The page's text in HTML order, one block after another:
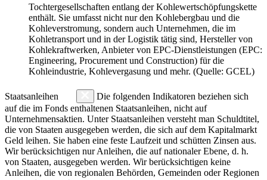
Tochtergesellschaften entlang der Kohlewertschöpfungskette
enthält. Sie umfasst nicht nur den Kohlebergbau und die
Kohleverstromung, sondern auch Unternehmen, die im
Kohletransport und in der Logistik tätig sind, Hersteller von
Kohlekraftwerken, Anbieter von EPC-Dienstleistungen (EPC:
Engineering, Procurement und Construction) für die
Kohleindustrie, Kohlevergasung und mehr. (Quelle: GCEL)
Staatsanleihen
Die folgenden Indikatoren beziehen sich
auf die im Fonds enthaltenen Staatsanleihen, nicht auf
Unternehmensaktien. Unter Staatsanleihen versteht man Schuldtitel,
die von Staaten ausgegeben werden, die sich auf dem Kapitalmarkt
Geld leihen. Sie haben eine feste Laufzeit und schütten Zinsen aus.
Wir berücksichtigen nur Anleihen, die auf nationaler Ebene, d. h.
von Staaten, ausgegeben werden. Wir berücksichtigen keine
Anleihen, die von regionalen Behörden, Gemeinden oder Regionen